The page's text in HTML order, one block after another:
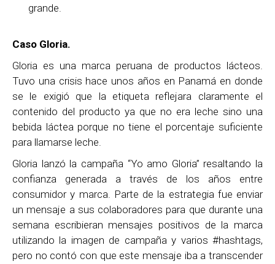
grande.
Caso Gloria.
Gloria es una marca peruana de productos lácteos.
Tuvo una crisis hace unos años en Panamá en donde
se le exigió que la etiqueta reflejara claramente el
contenido del producto ya que no era leche sino una
bebida láctea porque no tiene el porcentaje suficiente
para llamarse leche.
Gloria lanzó la campaña “Yo amo Gloria” resaltando la
confianza generada a través de los años entre
consumidor y marca. Parte de la estrategia fue enviar
un mensaje a sus colaboradores para que durante una
semana escribieran mensajes positivos de la marca
utilizando la imagen de campaña y varios #hashtags,
pero no contó con que este mensaje iba a transcender